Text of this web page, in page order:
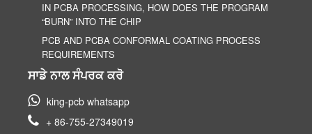
IN PCBA PROCESSING, HOW DOES THE PROGRAM
“BURN” INTO THE CHIP
PCB AND PCBA CONFORMAL COATING PROCESS
REQUIREMENTS
ਸਾਡੇ ਨਾਲ ਸੰਪਰਕ ਕਰੋ
king-pcb whatsapp
+ 86-755-27349019